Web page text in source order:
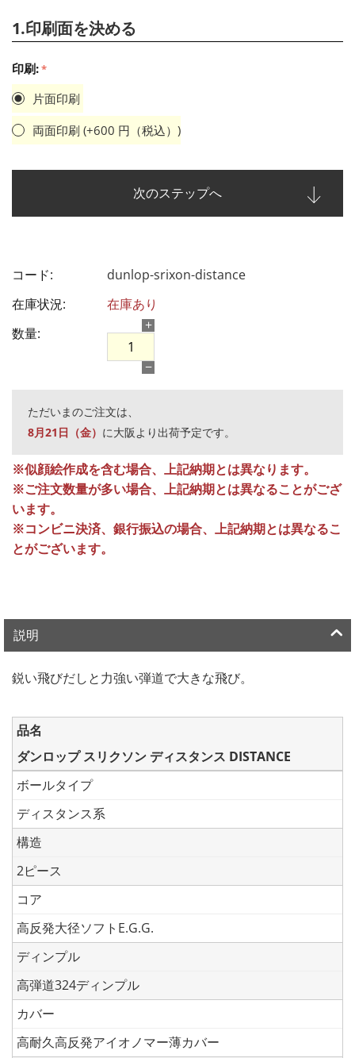
1.印刷面を決める
印刷:
片面印刷
両面印刷 (+600 円（税込）)
次のステップへ
コード:
dunlop-srixon-distance
在庫状況:
在庫あり
数量:
+
−
ただいまのご注文は、
8月21日（金） に大阪より出荷予定です。
※似顔絵作成を含む場合、上記納期とは異なります。
※ご注文数量が多い場合、上記納期とは異なることがござ
います。
※コンビニ決済、銀行振込の場合、上記納期とは異なるこ
とがございます。
説明
鋭い飛びだしと力強い弾道で大きな飛び。
品名
ダンロップ スリクソン ディスタンス DISTANCE
ボールタイプ
ディスタンス系
構造
2ピース
コア
高反発大径ソフトE.G.G.
ディンプル
高弾道324ディンプル
カバー
高耐久高反発アイオノマー薄カバー